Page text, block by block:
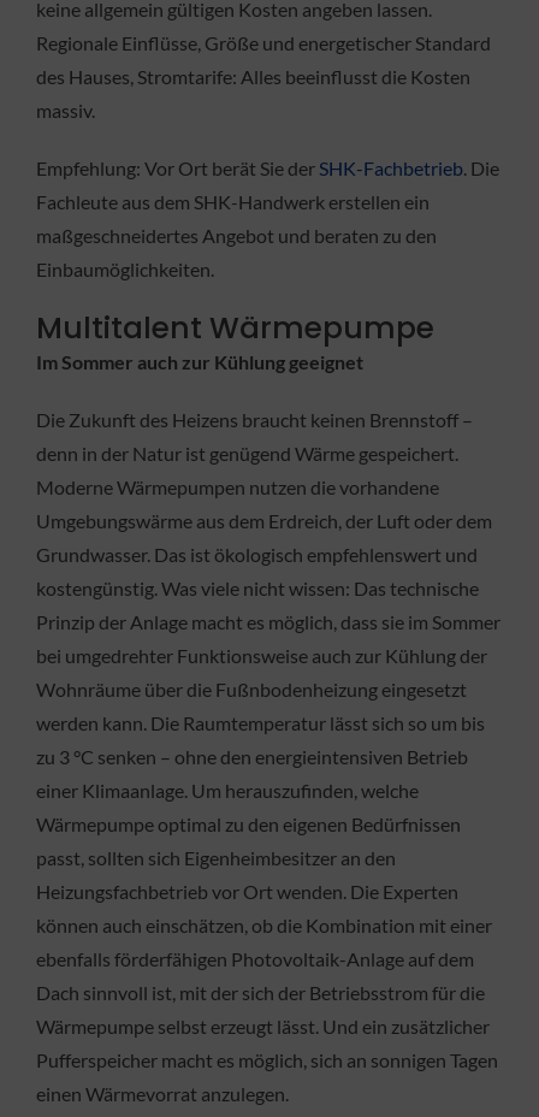
keine allgemein gültigen Kosten angeben lassen.
Regionale Einflüsse, Größe und energetischer Standard
des Hauses, Stromtarife: Alles beeinflusst die Kosten
massiv.
Empfehlung: Vor Ort berät Sie derSHK-Fachbetrieb. Die
Fachleute aus dem SHK-Handwerk erstellen ein
maßgeschneidertes Angebot und beraten zu den
Einbaumöglichkeiten.
Multitalent Wärmepumpe
Im Sommer auch zur Kühlung geeignet
Die Zukunft des Heizens braucht keinen Brennstoff –
denn in der Natur ist genügend Wärme gespeichert.
Moderne Wärmepumpen nutzen die vorhandene
Umgebungswärme aus dem Erdreich, der Luft oder dem
Grundwasser. Das ist ökologisch empfehlenswert und
kostengünstig. Was viele nicht wissen: Das technische
Prinzip der Anlage macht es möglich, dass sie im Sommer
bei umgedrehter Funktionsweise auch zur Kühlung der
Wohnräume über die Fußnbodenheizung eingesetzt
werden kann. Die Raumtemperatur lässt sich so um bis
zu 3 °C senken – ohne den energieintensiven Betrieb
einer Klimaanlage. Um herauszufinden, welche
Wärmepumpe optimal zu den eigenen Bedürfnissen
passt, sollten sich Eigenheimbesitzer an den
Heizungsfachbetrieb vor Ort wenden. Die Experten
können auch einschätzen, ob die Kombination mit einer
ebenfalls förderfähigen Photovoltaik-Anlage auf dem
Dach sinnvoll ist, mit der sich der Betriebsstrom für die
Wärmepumpe selbst erzeugt lässt. Und ein zusätzlicher
Pufferspeicher macht es möglich, sich an sonnigen Tagen
einen Wärmevorrat anzulegen.